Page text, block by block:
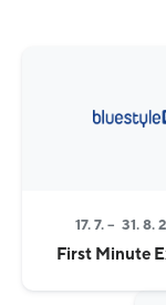
volna. Je
CK Blue
17. 7. – 31. 8.
First Minute